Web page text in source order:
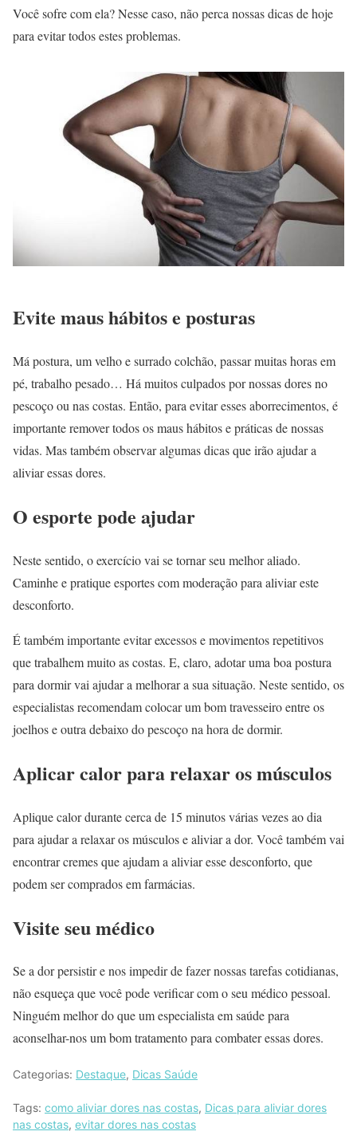
Você sofre com ela? Nesse caso, não perca nossas dicas de hoje
para evitar todos estes problemas.
Evite maus hábitos e posturas
Má postura, um velho e surrado colchão, passar muitas horas em
pé, trabalho pesado… Há muitos culpados por nossas dores no
pescoço ou nas costas. Então, para evitar esses aborrecimentos, é
importante remover todos os maus hábitos e práticas de nossas
vidas. Mas também observar algumas dicas que irão ajudar a
aliviar essas dores.
O esporte pode ajudar
Neste sentido, o exercício vai se tornar seu melhor aliado.
Caminhe e pratique esportes com moderação para aliviar este
desconforto.
É também importante evitar excessos e movimentos repetitivos
que trabalhem muito as costas. E, claro, adotar uma boa postura
para dormir vai ajudar a melhorar a sua situação. Neste sentido, os
especialistas recomendam colocar um bom travesseiro entre os
joelhos e outra debaixo do pescoço na hora de dormir.
Aplicar calor para relaxar os músculos
Aplique calor durante cerca de 15 minutos várias vezes ao dia
para ajudar a relaxar os músculos e aliviar a dor. Você também vai
encontrar cremes que ajudam a aliviar esse desconforto, que
podem ser comprados em farmácias.
Visite seu médico
Se a dor persistir e nos impedir de fazer nossas tarefas cotidianas,
não esqueça que você pode verificar com o seu médico pessoal.
Ninguém melhor do que um especialista em saúde para
aconselhar-nos um bom tratamento para combater essas dores.
Categorias: Destaque, Dicas Saúde
Tags: como aliviar dores nas costas, Dicas para aliviar dores
nas costas, evitar dores nas costas